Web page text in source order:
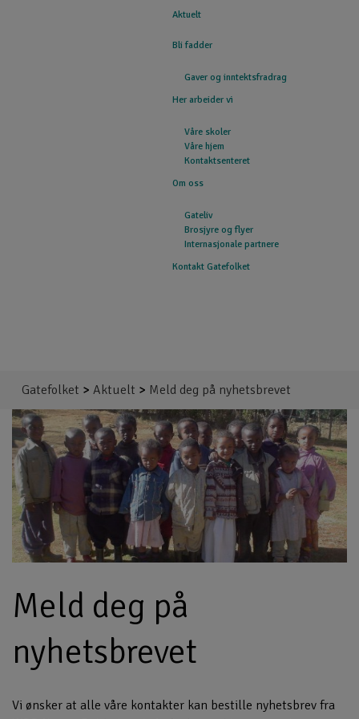
Aktuelt
Bli fadder
Gaver og inntektsfradrag
Her arbeider vi
Våre skoler
Våre hjem
Kontaktsenteret
Om oss
Gateliv
Brosjyre og flyer
Internasjonale partnere
Kontakt Gatefolket
Gatefolket > Aktuelt > Meld deg på nyhetsbrevet
Meld deg på
nyhetsbrevet
Vi ønsker at alle våre kontakter kan bestille nyhetsbrev fra